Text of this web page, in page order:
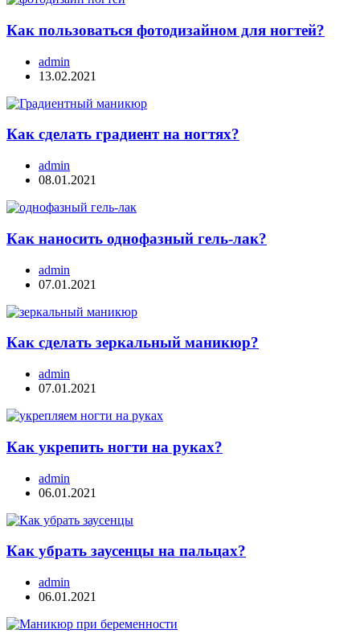
Как пользоваться фотодизайном для ногтей?
admin
13.02.2021
Как сделать градиент на ногтях?
admin
08.01.2021
Как наносить однофазный гель-лак?
admin
07.01.2021
Как сделать зеркальный маникюр?
admin
07.01.2021
Как укрепить ногти на руках?
admin
06.01.2021
Как убрать заусенцы на пальцах?
admin
06.01.2021